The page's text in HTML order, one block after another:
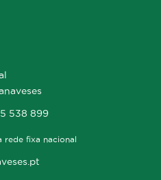
538 899
rede fixa nacional